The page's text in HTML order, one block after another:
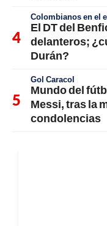
Colombianos en el
El DT del
delanteros;
Durán?
Gol Caracol
Mundo del
Messi, tras la
condolencias